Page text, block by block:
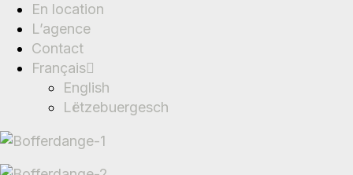
En location
L’agence
Contact
Français
English
Lëtzebuergesch